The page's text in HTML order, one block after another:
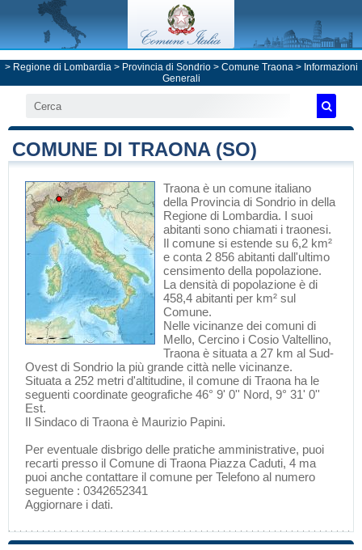
> Regione di Lombardia> Provincia di Sondrio> Comune Traona> Informazioni
Generali
COMUNE DI TRAONA (SO)
Traona è un comune italiano
della Provincia di Sondrio in della
Regione di Lombardia. I suoi
abitanti sono chiamati i traonesi.
Il comune si estende su 6,2 km²
e conta 2 856 abitanti dall'ultimo
censimento della popolazione.
La densità di popolazione è di
458,4 abitanti per km² sul
Comune.
Nelle vicinanze dei comuni di
Mello, Cercino i Cosio Valtellino,
Traona è situata a 27 km al Sud-
Ovest di Sondrio la più grande città nelle vicinanze.
Situata a 252 metri d'altitudine, il comune di Traona ha le
seguenti coordinate geografiche 46° 9' 0'' Nord, 9° 31' 0''
Est.
Il Sindaco di Traona è Maurizio Papini.
Per eventuale disbrigo delle pratiche amministrative, puoi
recarti presso il Comune di Traona Piazza Caduti, 4 ma
puoi anche contattare il comune per Telefono al numero
seguente : 0342652341
Aggiornare i dati.